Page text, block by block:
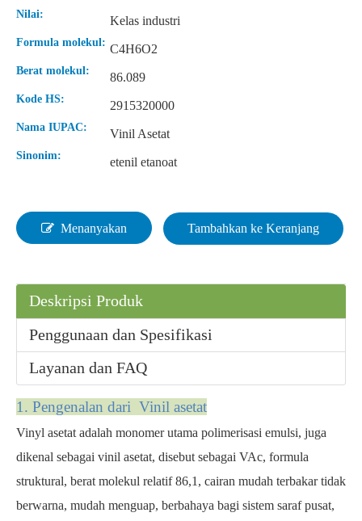
Nilai: Kelas industri
Formula molekul: C4H6O2
Berat molekul: 86.089
Kode HS: 2915320000
Nama IUPAC: Vinil Asetat
Sinonim: etenil etanoat
Menanyakan Tambahkan ke Keranjang
Deskripsi Produk
Penggunaan dan Spesifikasi
Layanan dan FAQ
1. Pengenalan dari Vinil asetat
Vinyl asetat adalah monomer utama polimerisasi emulsi, juga
dikenal sebagai vinil asetat, disebut sebagai VAc, formula
struktural, berat molekul relatif 86,1, cairan mudah terbakar tidak
berwarna, mudah menguap, berbahaya bagi sistem saraf pusat,